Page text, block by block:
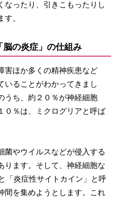
なったり、引きこもったりし
。
脳の炎症」の仕組み
害ほか多くの精神疾患など
いることがわかってきまし
うち、約２０％が神経細胞
０％は、ミクログリアと呼ば
菌やウイルスなどが侵入する
ります。そして、神経細胞な
「炎症性サイトカイン」と呼
間を集めようとします。これ